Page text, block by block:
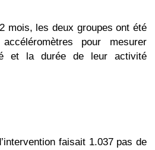
mois, les deux groupes ont été
pour mesurer
et la durée de leur activité
faisait 1.037 pas de